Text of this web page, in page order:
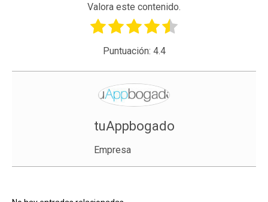
Valora este contenido.
Puntuación: 4.4
tuAppbogado
Empresa